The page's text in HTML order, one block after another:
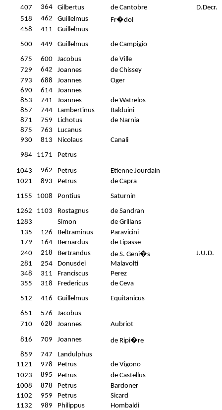
407
364 Gilbertus de Cantobre
D.Decr.
518
462 Guillelmus
Fr�dol
458
411
Guillelmus
500
449 Guillelmus
de Campigio
675
600 Jacobus
de Ville
729
642 Joannes
de Chissey
793
688 Joannes
Oger
690
614
Joannes
853
741 Joannes
de Watrelos
857
744 Lambertinus
Balduini
871
759 Lichotus
de Narnia
875
763
Lucanus
930
813 Nicolaus
Canali
984
1171 Petrus
1043 962 Petrus
Etienne Jourdain
1021
893 Petrus
de Capra
1155
1008 Pontius
Saturnin
1262
1103 Rostagnus
de Sandran
1283
Simon
de Grillans
135
126 Beltraminus
Paravicini
179
164 Bernardus
de Lipasse
240
218 Bertrandus de S. Geni�s
J.U.D.
281
254 Donusdei
Malavolti
348
311 Franciscus
Perez
355
318 Fredericus
de Ceva
512
416 Guillelmus
Equitanicus
651
576
Jacobus
710
628 Joannes Aubriot
816 709 Joannes
de Ripi�re
859
747
Landulphus
1121
978 Petrus
de Vigono
1023
895 Petrus
de Castellus
1008
878 Petrus
Bardoner
1102
959 Petrus
Sicard
1132
989 Philippus
Hombaldi